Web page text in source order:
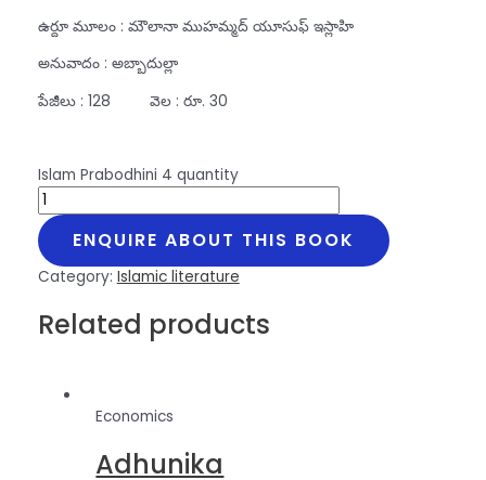
ఉర్దూ మూలం : మౌలానా ముహమ్మద్‌ యూసుఫ్‌ ఇస్లాహి
అనువాదం : అబ్బాదుల్లా
పేజీలు : 128 వెల : రూ. 30
Islam Prabodhini 4 quantity
ENQUIRE ABOUT THIS BOOK
Category: Islamic literature
Related products
Economics
Adhunika